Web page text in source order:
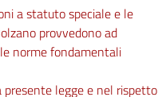
a statuto speciale e le
provvedono ad
norme fondamentali
legge e nel rispetto